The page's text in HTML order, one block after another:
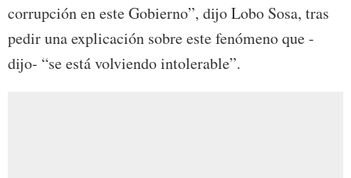
corrupción en este Gobierno”, dijo Lobo Sosa, tras
pedir una explicación sobre este fenómeno que -
dijo- “se está volviendo intolerable”.